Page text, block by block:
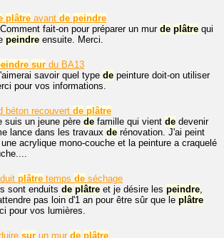
plâtre avant de peindre
fait-on pour préparer un mur de plâtre qui
peindre ensuite. Merci.
sur du BA13
savoir quel type de peinture doit-on utiliser
pour vos informations.
béton recouvert de plâtre
suis un jeune père de famille qui vient de devenir
lance dans les travaux de rénovation. J'ai peint
acrylique mono-couche et la peinture a craquelé
plâtre temps de séchage
sont enduits de plâtre et je désire les peindre,
pas loin d'1 an pour être sûr que le plâtre
pour vos lumières.
sur un mur de plâtre